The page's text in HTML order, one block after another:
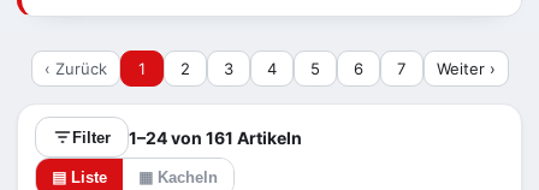
‹ Zurück 1 2 3 4 5 6 7 Weiter ›
Filter 1–24 von 161 Artikeln
▤ Liste ▦ Kacheln